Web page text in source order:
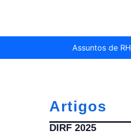
Assuntos de RH
Artigos
DIRF 2025